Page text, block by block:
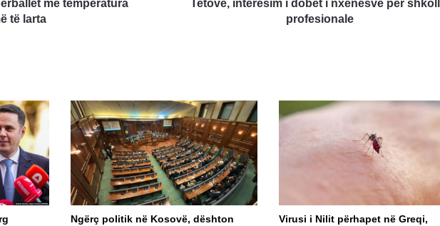
me temperatura
të larta
Tetovë, interesim i dobët i nxënësve për
profesionale
Ngërç politik në Kosovë, dështon
Virusi i Nilit përhapet në Greqi,